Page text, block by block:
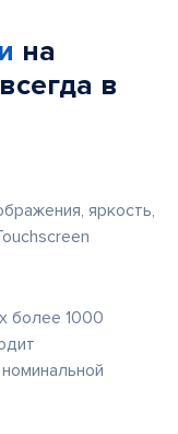
на
всегда в
яркость,
более 1000